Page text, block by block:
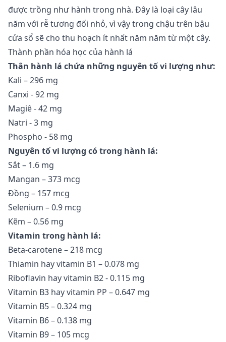
được trồng như hành trong nhà. Đây là loại cây lâu
năm với rễ tương đối nhỏ, vì vậy trong chậu trên bậu
cửa sổ sẽ cho thu hoạch ít nhất năm năm từ một cây.
Thành phần hóa học của hành lá
Thân hành lá chứa những nguyên tố vi lượng như:
Kali – 296 mg
Canxi - 92 mg
Magiê - 42 mg
Natri - 3 mg
Phospho - 58 mg
Nguyên tố vi lượng có trong hành lá:
Sắt – 1.6 mg
Mangan – 373 mcg
Đồng – 157 mcg
Selenium – 0.9 mcg
Kẽm – 0.56 mg
Vitamin trong hành lá:
Beta-carotene – 218 mcg
Thiamin hay vitamin B1 – 0.078 mg
Riboflavin hay vitamin B2 - 0.115 mg
Vitamin B3 hay vitamin PP – 0.647 mg
Vitamin B5 – 0.324 mg
Vitamin B6 – 0.138 mg
Vitamin B9 – 105 mcg